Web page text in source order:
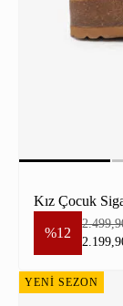
Kız Çocuk
%12
YENİ SEZON